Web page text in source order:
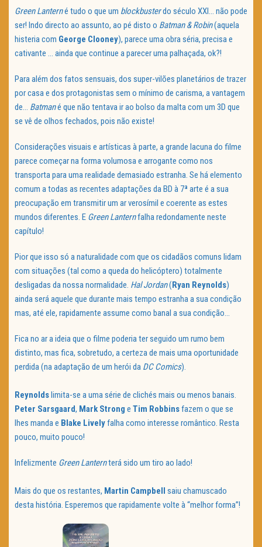
Green Lanterné tudo o que um blockbusterdo século XXI… não pode
ser! Indo directo ao assunto, ao pé disto o Batman & Robin(aquela
histeria com George Clooney), parece uma obra séria, precisa e
cativante … ainda que continue a parecer uma palhaçada, ok?!
Para além dos fatos sensuais, dos super-vilões planetários de trazer
por casa e dos protagonistas sem o mínimo de carisma, a vantagem
de… Batmané que não tentava ir ao bolso da malta com um 3D que
se vê de olhos fechados, pois não existe!
Considerações visuais e artísticas à parte, a grande lacuna do filme
parece começar na forma volumosa e arrogante como nos
transporta para uma realidade demasiado estranha. Se há elemento
comum a todas as recentes adaptações da BD à 7ª arte é a sua
preocupação em transmitir um ar verosímil e coerente as estes
mundos diferentes. E Green Lanternfalha redondamente neste
capítulo!
Pior que isso só a naturalidade com que os cidadãos comuns lidam
com situações (tal como a queda do helicóptero) totalmente
desligadas da nossa normalidade. Hal Jordan(Ryan Reynolds)
ainda será aquele que durante mais tempo estranha a sua condição
mas, até ele, rapidamente assume como banal a sua condição…
Fica no ar a ideia que o filme poderia ter seguido um rumo bem
distinto, mas fica, sobretudo, a certeza de mais uma oportunidade
perdida (na adaptação de um herói da DC Comics).
Reynoldslimita-se a uma série de clichés mais ou menos banais.
Peter Sarsgaard, Mark Strong e Tim Robbinsfazem o que se
lhes manda e Blake Livelyfalha como interesse romântico. Resta
pouco, muito pouco!
Infelizmente Green Lanternterá sido um tiro ao lado!
Mais do que os restantes, Martin Campbell saiu chamuscado
desta história. Esperemos que rapidamente volte à “melhor forma”!